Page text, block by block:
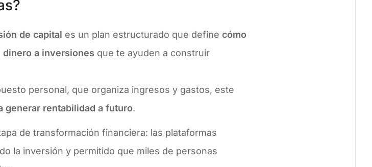
de capital es un plan estructurado que define cómo
dinero a inversiones que te ayuden a construir
personal, que organiza ingresos y gastos, este
generar rentabilidad a futuro.
de transformación financiera: las plataformas
la inversión y permitido que miles de personas